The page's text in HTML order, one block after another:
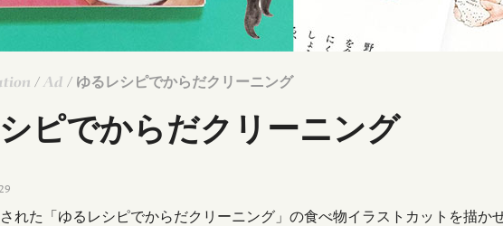
/ Ad / ゆるレシピでからだクリーニング
ピでからだクリーニング
れた「ゆるレシピでからだクリーニング」の食べ物イラストカットを描か